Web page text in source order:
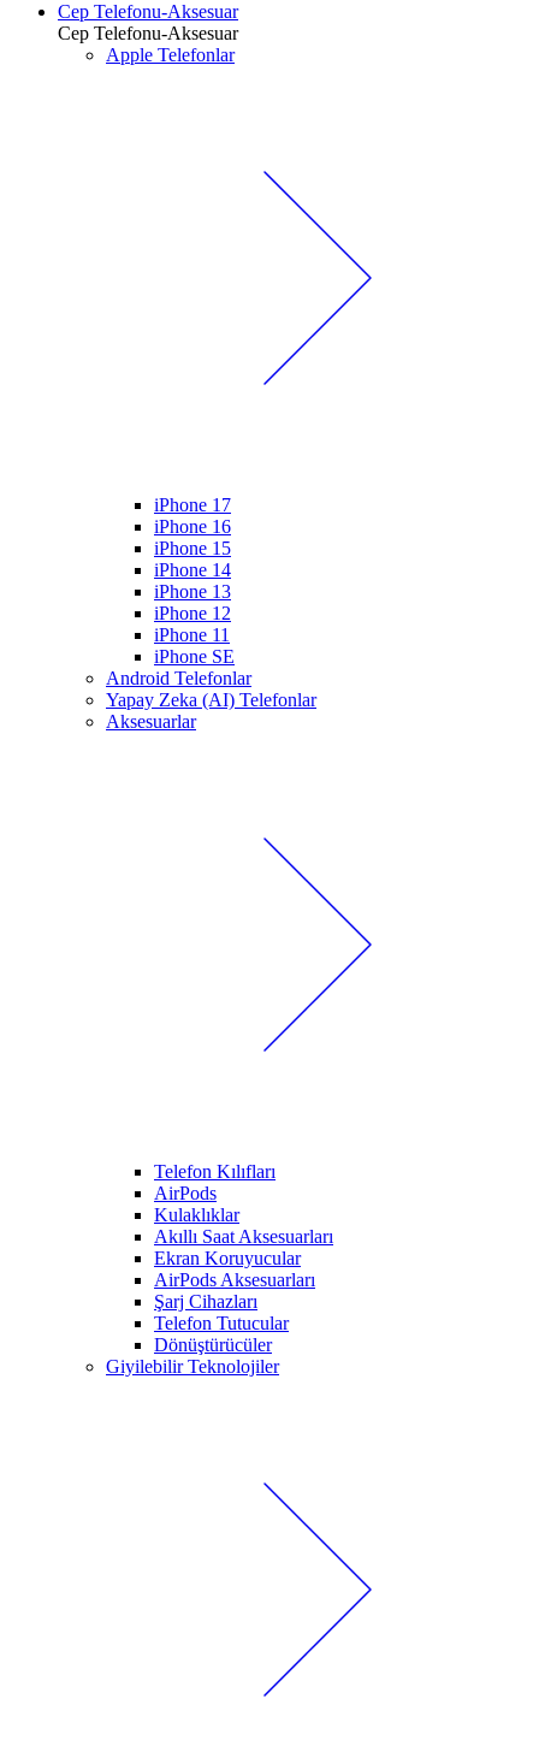
Cep Telefonu-Aksesuar
Cep Telefonu-Aksesuar
Apple Telefonlar
iPhone 17
iPhone 16
iPhone 15
iPhone 14
iPhone 13
iPhone 12
iPhone 11
iPhone SE
Android Telefonlar
Yapay Zeka (AI) Telefonlar
Aksesuarlar
Telefon Kılıfları
AirPods
Kulaklıklar
Akıllı Saat Aksesuarları
Ekran Koruyucular
AirPods Aksesuarları
Şarj Cihazları
Telefon Tutucular
Dönüştürücüler
Giyilebilir Teknolojiler